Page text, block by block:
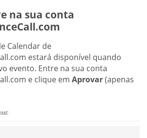
na sua conta
Calendar de
estará disponível quando
evento. Entre na sua conta
e clique em Aprovar(apenas